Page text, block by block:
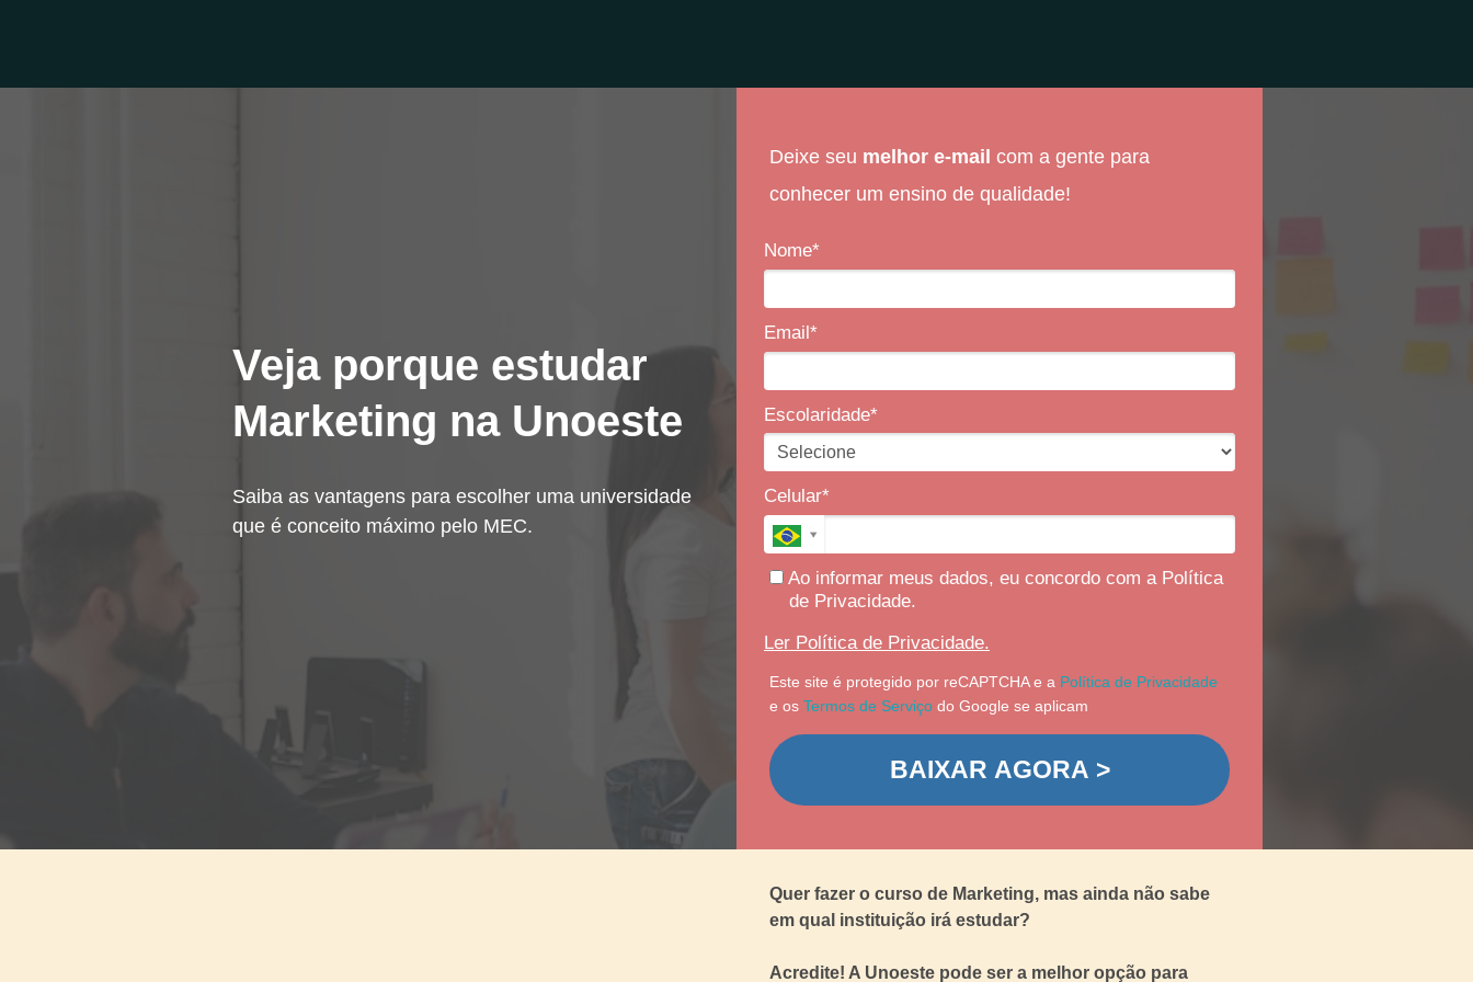
Veja porque estudar
Marketing na Unoeste
Saiba as vantagens para escolher uma universidade
que é conceito máximo pelo MEC.
Deixe seu melhor e-mail com a gente para
conhecer um ensino de qualidade!
Nome*
Email*
Escolaridade*
Celular*
Ao informar meus dados, eu concordo com a Política
de Privacidade.
Ler Política de Privacidade.
Este site é protegido por reCAPTCHA e a Política de Privacidade
e os Termos de Serviço do Google se aplicam
BAIXAR AGORA >
Quer fazer o curso de Marketing, mas ainda não sabe
em qual instituição irá estudar?
Acredite! A Unoeste pode ser a melhor opção para